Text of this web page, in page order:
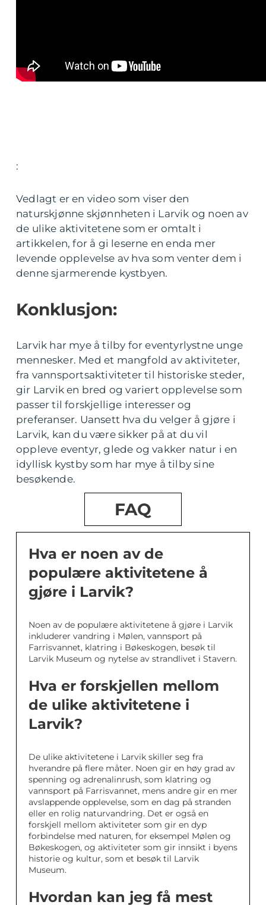
:
Vedlagt er en video som viser den
naturskjønne skjønnheten i Larvik og noen av
de ulike aktivitetene som er omtalt i
artikkelen, for å gi leserne en enda mer
levende opplevelse av hva som venter dem i
denne sjarmerende kystbyen.
Konklusjon:
Larvik har mye å tilby for eventyrlystne unge
mennesker. Med et mangfold av aktiviteter,
fra vannsportsaktiviteter til historiske steder,
gir Larvik en bred og variert opplevelse som
passer til forskjellige interesser og
preferanser. Uansett hva du velger å gjøre i
Larvik, kan du være sikker på at du vil
oppleve eventyr, glede og vakker natur i en
idyllisk kystby som har mye å tilby sine
besøkende.
FAQ
Hva er noen av de
populære aktivitetene å
gjøre i Larvik?
Noen av de populære aktivitetene å gjøre i Larvik
inkluderer vandring i Mølen, vannsport på
Farrisvannet, klatring i Bøkeskogen, besøk til
Larvik Museum og nytelse av strandlivet i Stavern.
Hva er forskjellen mellom
de ulike aktivitetene i
Larvik?
De ulike aktivitetene i Larvik skiller seg fra
hverandre på flere måter. Noen gir en høy grad av
spenning og adrenalinrush, som klatring og
vannsport på Farrisvannet, mens andre gir en mer
avslappende opplevelse, som en dag på stranden
eller en rolig naturvandring. Det er også en
forskjell mellom aktiviteter som gir en dyp
forbindelse med naturen, for eksempel Mølen og
Bøkeskogen, og aktiviteter som gir innsikt i byens
historie og kultur, som et besøk til Larvik
Museum.
Hvordan kan jeg få mest